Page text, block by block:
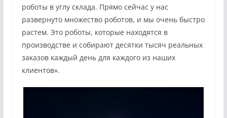
роботы в углу склада. Прямо сейчас у нас
развернуто множество роботов, и мы очень быстро
растем. Это роботы, которые находятся в
производстве и собирают десятки тысяч реальных
заказов каждый день для каждого из наших
клиентов».